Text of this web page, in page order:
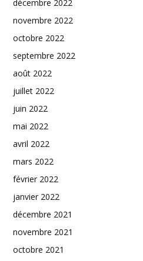
décembre 2022
novembre 2022
octobre 2022
septembre 2022
août 2022
juillet 2022
juin 2022
mai 2022
avril 2022
mars 2022
février 2022
janvier 2022
décembre 2021
novembre 2021
octobre 2021